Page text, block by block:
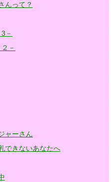
んって？
－
－
ャーさん
できないあなたへ